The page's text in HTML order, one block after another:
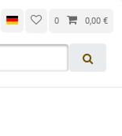
0 0,00 €